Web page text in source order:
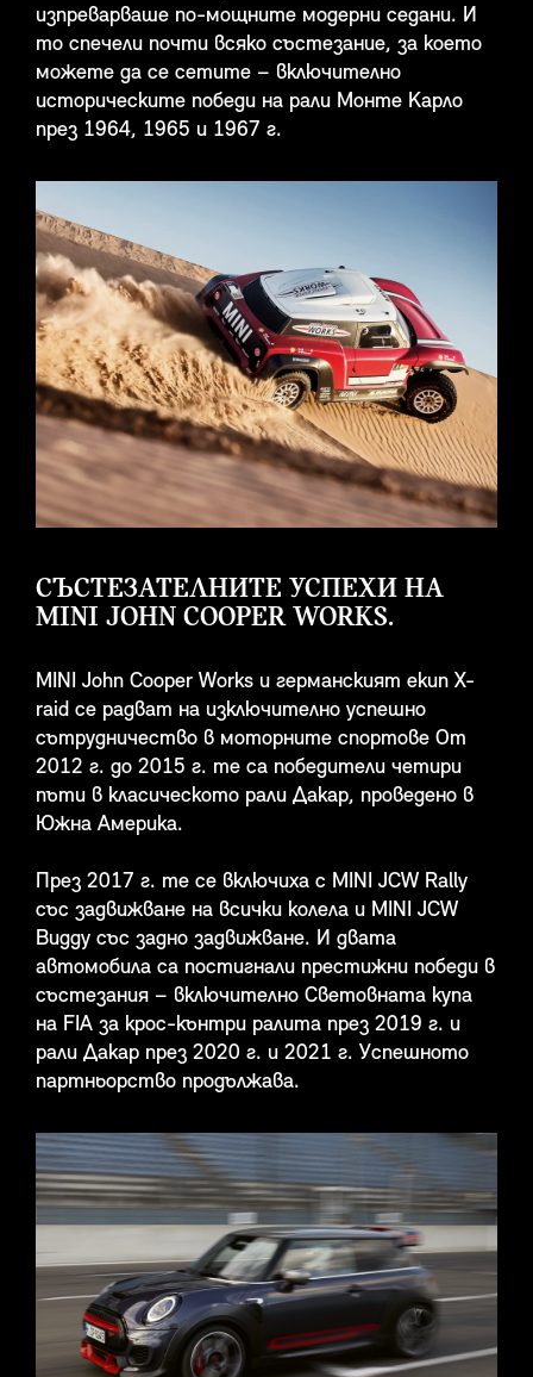
изпреварваше по-мощните модерни седани. И
то спечели почти всяко състезание, за което
можете да се сетите – включително
историческите победи на рали Монте Карло
през 1964, 1965 и 1967 г.
СЪСТЕЗАТЕЛНИТЕ УСПЕХИ НА
MINI JOHN COOPER WORKS.
MINI John Cooper Works и германският екип X-
raid се радват на изключително успешно
сътрудничество в моторните спортове От
2012 г. до 2015 г. те са победители четири
пъти в класическото рали Дакар, проведено в
Южна Америка.
През 2017 г. те се включиха с MINI JCW Rally
със задвижване на всички колела и MINI JCW
Buggy със задно задвижване. И двата
автомобила са постигнали престижни победи в
състезания – включително Световната купа
на FIA за крос-кънтри ралита през 2019 г. и
рали Дакар през 2020 г. и 2021 г. Успешното
партньорство продължава.